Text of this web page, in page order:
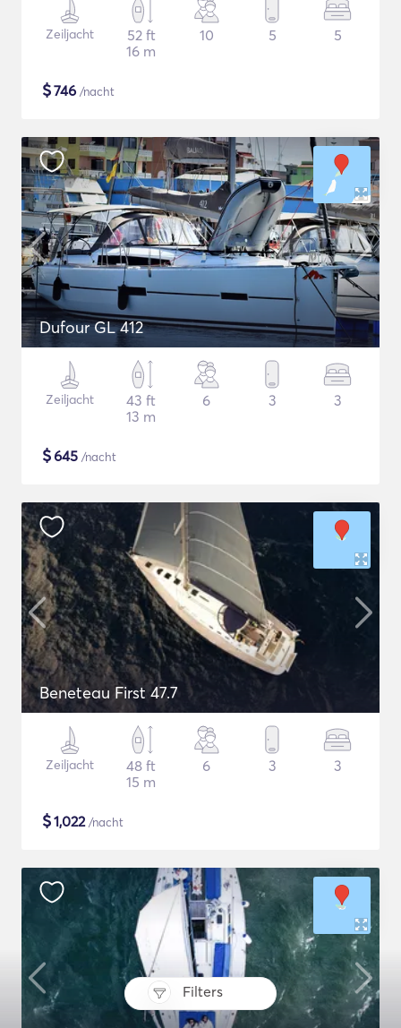
Filters
Zeiljacht
52 ft
16 m
10 5 5
$746 /nacht
Dufour GL 412
Zeiljacht
43 ft
13 m
6 3 3
$645 /nacht
Beneteau First 47.7
Zeiljacht
48 ft
15 m
6 3 3
$1,022/nacht